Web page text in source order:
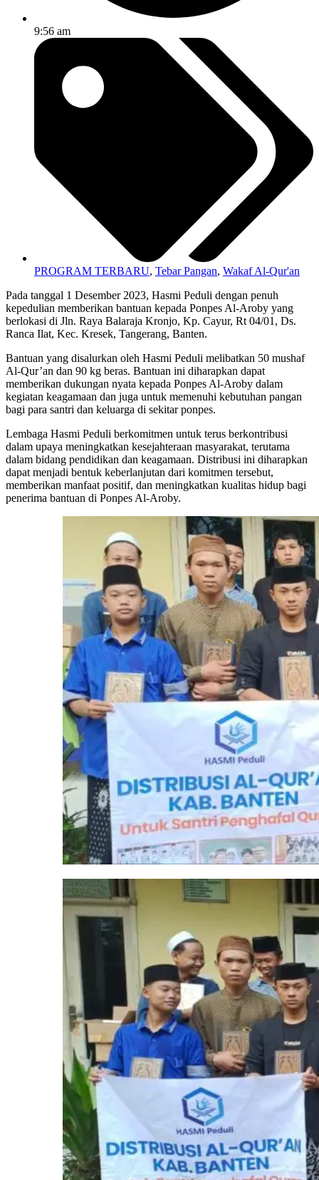
9:56 am
PROGRAM TERBARU, Tebar Pangan, Wakaf Al-Qur'an
Pada tanggal 1 Desember 2023, Hasmi Peduli dengan penuh
kepedulian memberikan bantuan kepada Ponpes Al-Aroby yang
berlokasi di Jln. Raya Balaraja Kronjo, Kp. Cayur, Rt 04/01, Ds.
Ranca Ilat, Kec. Kresek, Tangerang, Banten.
Bantuan yang disalurkan oleh Hasmi Peduli melibatkan 50 mushaf
Al-Qur’an dan 90 kg beras. Bantuan ini diharapkan dapat
memberikan dukungan nyata kepada Ponpes Al-Aroby dalam
kegiatan keagamaan dan juga untuk memenuhi kebutuhan pangan
bagi para santri dan keluarga di sekitar ponpes.
Lembaga Hasmi Peduli berkomitmen untuk terus berkontribusi
dalam upaya meningkatkan kesejahteraan masyarakat, terutama
dalam bidang pendidikan dan keagamaan. Distribusi ini diharapkan
dapat menjadi bentuk keberlanjutan dari komitmen tersebut,
memberikan manfaat positif, dan meningkatkan kualitas hidup bagi
penerima bantuan di Ponpes Al-Aroby.